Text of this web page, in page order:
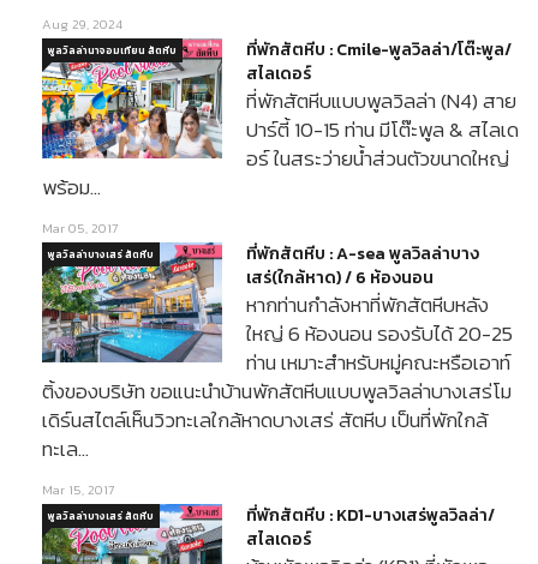
Aug 29, 2024
ที่พักสัตหีบ : Cmile-พูลวิลล่า/โต๊ะพูล/
สไลเดอร์
ที่พักสัตหีบแบบพูลวิลล่า (N4) สาย
ปาร์ตี้ 10-15 ท่าน มีโต๊ะพูล & สไลเด
อร์ ในสระว่ายน้ำส่วนตัวขนาดใหญ่
พร้อม…
พูลวิลล่านาจอมเทียน สัตหีบ
Mar 05, 2017
ที่พักสัตหีบ : A-sea พูลวิลล่าบาง
เสร่(ใกล้หาด) / 6 ห้องนอน
หากท่านกำลังหาที่พักสัตหีบหลัง
ใหญ่ 6 ห้องนอน รองรับได้ 20-25
ท่าน เหมาะสำหรับหมู่คณะหรือเอาท์
ติ้งของบริษัท ขอแนะนำบ้านพักสัตหีบแบบพูลวิลล่าบางเสร่โม
เดิร์นสไตล์เห็นวิวทะเลใกล้หาดบางเสร่ สัตหีบ เป็นที่พักใกล้
ทะเล…
พูลวิลล่าบางเสร่ สัตหีบ
Mar 15, 2017
ที่พักสัตหีบ : KD1-บางเสร่พูลวิลล่า/
สไลเดอร์
พูลวิลล่าบางเสร่ สัตหีบ